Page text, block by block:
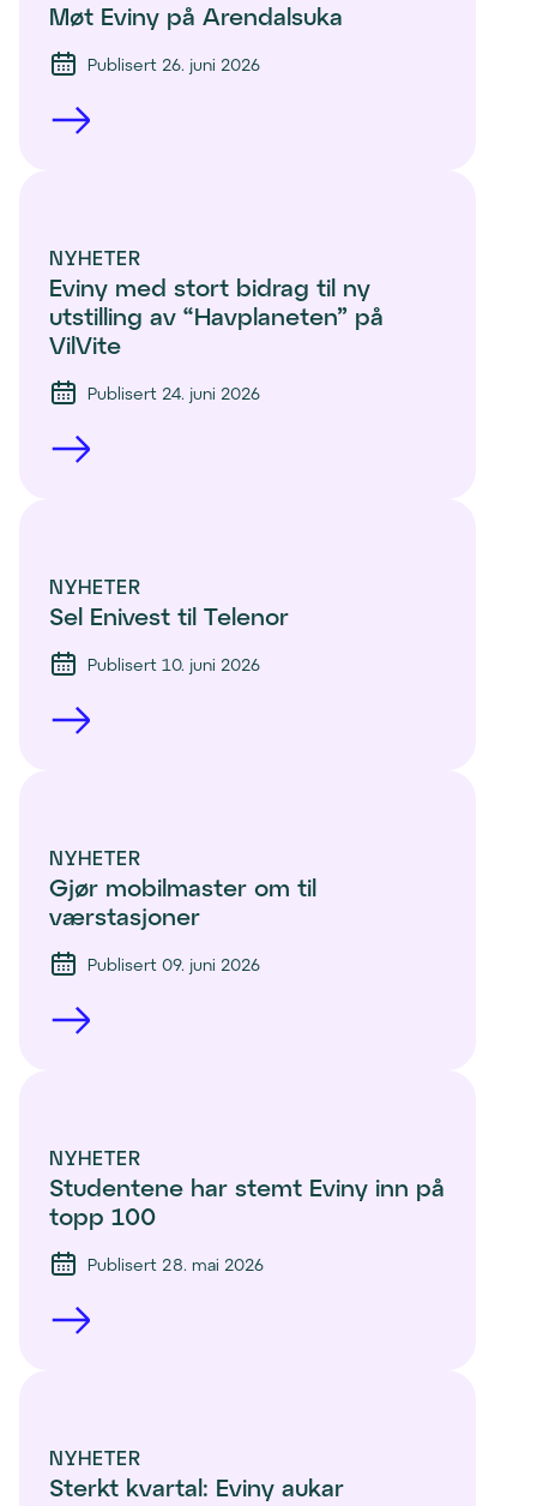
Møt Eviny på Arendalsuka
Publisert 26. juni 2026
NYHETER
Eviny med stort bidrag til ny
utstilling av “Havplaneten” på
VilVite
Publisert 24. juni 2026
NYHETER
Sel Enivest til Telenor
Publisert 10. juni 2026
NYHETER
Gjør mobilmaster om til
værstasjoner
Publisert 09. juni 2026
NYHETER
Studentene har stemt Eviny inn på
topp 100
Publisert 28. mai 2026
NYHETER
Sterkt kvartal: Eviny aukar